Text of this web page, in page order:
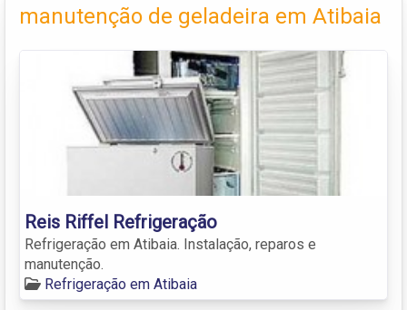
manutenção de geladeira em Atibaia
Reis Riffel Refrigeração
Refrigeração em Atibaia. Instalação, reparos e
manutenção.
Refrigeração em Atibaia